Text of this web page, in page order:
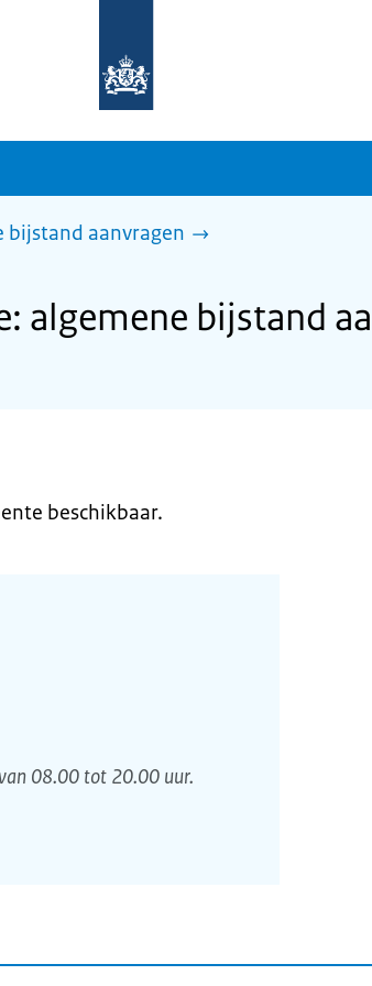
homepage
sdg.rijksoverheid.nl
bijstand aanvragen
algemene bijstand
beschikbaar.
08.00 tot 20.00 uur.